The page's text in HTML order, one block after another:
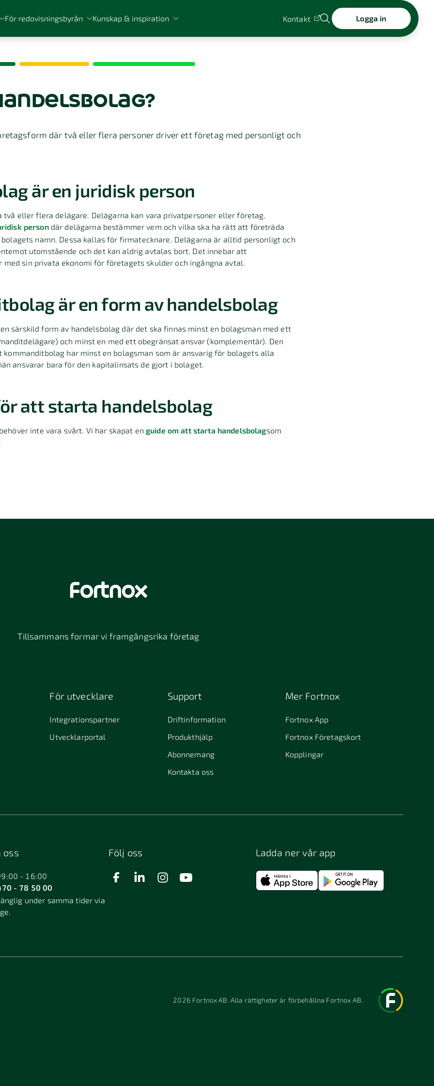
För redovisningsbyrån Kunskap & inspiration Kontakt Logga in
där två eller flera personer driver ett företag med personligt och
är en juridisk person
två eller flera delägare. Delägarna kan vara privatpersoner eller företag.
persondär delägarna bestämmer vem och vilka ska ha rätt att företräda
namn. Dessa kallas för firmatecknare. Delägarna är alltid personligt och
utomstående och det kan aldrig avtalas bort. Det innebar att
med sin privata ekonomi för företagets skulder och ingångna avtal.
är en form av handelsbolag
särskild form av handelsbolag där det ska finnas minst en bolagsman med ett
och minst en med ett obegränsat ansvar (komplementär). Den
har minst en bolagsman som är ansvarig för bolagets alla
ansvarar bara för den kapitalinsats de gjort i bolaget.
att starta handelsbolag
inte vara svårt. Vi har skapat enguide om att starta handelsbolagsom
Tillsammans formar vi framgångsrika företag
För utvecklare
Integrationspartner
Utvecklarportal
Support
Driftinformation
Produkthjälp
Abonnemang
Kontakta oss
Mer Fortnox
Fortnox App
Fortnox Företagskort
Kopplingar
oss
- 16:00
- 78 50 00
under samma tider via
Följ oss Ladda ner vår app
2026 Fortnox AB. Alla rättigheter är förbehållna Fortnox AB.